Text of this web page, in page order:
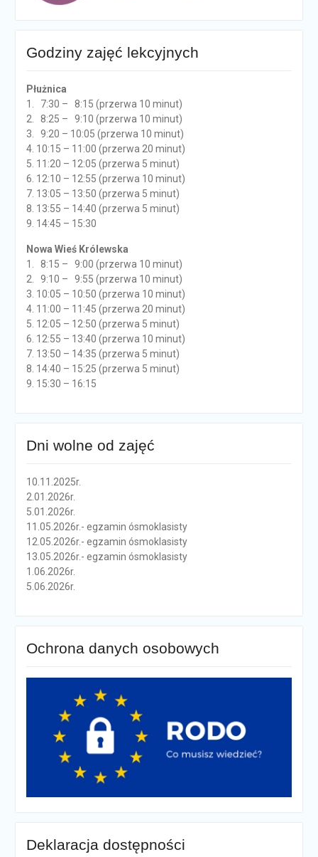
Godziny zajęć lekcyjnych
Płużnica
1. 7:30 – 8:15 (przerwa 10 minut)
2. 8:25 – 9:10 (przerwa 10 minut)
3. 9:20 – 10:05 (przerwa 10 minut)
4. 10:15 – 11:00 (przerwa 20 minut)
5. 11:20 – 12:05 (przerwa 5 minut)
6. 12:10 – 12:55 (przerwa 10 minut)
7. 13:05 – 13:50 (przerwa 5 minut)
8. 13:55 – 14:40 (przerwa 5 minut)
9. 14:45 – 15:30
Nowa Wieś Królewska
1. 8:15 – 9:00 (przerwa 10 minut)
2. 9:10 – 9:55 (przerwa 10 minut)
3. 10:05 – 10:50 (przerwa 10 minut)
4. 11:00 – 11:45 (przerwa 20 minut)
5. 12:05 – 12:50 (przerwa 5 minut)
6. 12:55 – 13:40 (przerwa 10 minut)
7. 13:50 – 14:35 (przerwa 5 minut)
8. 14:40 – 15:25 (przerwa 5 minut)
9. 15:30 – 16:15
Dni wolne od zajęć
10.11.2025r.
2.01.2026r.
5.01.2026r.
11.05.2026r.- egzamin ósmoklasisty
12.05.2026r.- egzamin ósmoklasisty
13.05.2026r.- egzamin ósmoklasisty
1.06.2026r.
5.06.2026r.
Ochrona danych osobowych
Deklaracja dostępności